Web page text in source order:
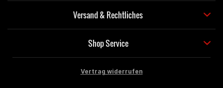
Versand & Rechtliches
Shop Service
Vertrag widerrufen